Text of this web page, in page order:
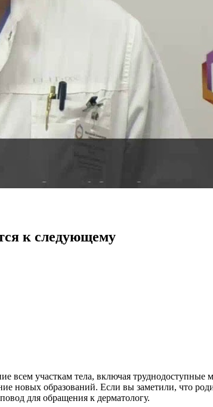
к следующему
участкам тела, включая труднодоступные
новых образований. Если вы заметили, что
для обращения к дерматологу.